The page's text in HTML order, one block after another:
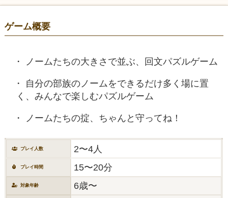
ゲーム概要
ノームたちの大きさで並ぶ、回文パズルゲーム
自分の部族のノームをできるだけ多く場に置
く、みんなで楽しむパズルゲーム
ノームたちの掟、ちゃんと守ってね！
プレイ人数 2〜4人
プレイ時間 15〜20分
対象年齢 6歳〜